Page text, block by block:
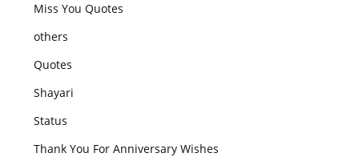
Miss You Quotes
others
Quotes
Shayari
Status
Thank You For Anniversary Wishes